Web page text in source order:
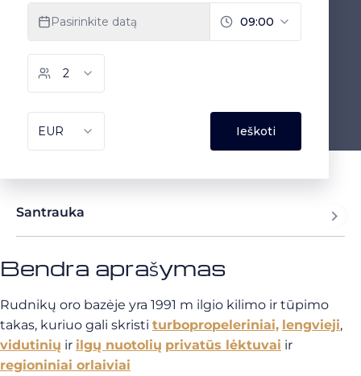
Santrauka
Bendra aprašymas
Rudnikų oro bazėje yra 1991 m ilgio kilimo ir tūpimo
takas, kuriuo gali skristi turbopropeleriniai, lengvieji,
vidutinių ir ilgų nuotolių privatūs lėktuvai ir
regioniniai orlaiviai